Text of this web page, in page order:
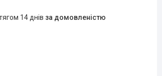
14 днів за домовленістю